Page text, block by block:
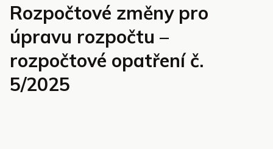
Rozpočtové změny pro
úpravu rozpočtu –
rozpočtové opatření č.
5/2025